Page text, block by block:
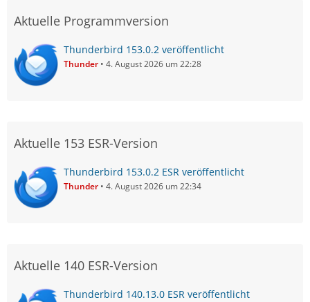
Aktuelle Programmversion
Thunderbird 153.0.2 veröffentlicht
Thunder 4. August 2026 um 22:28
Aktuelle 153 ESR-Version
Thunderbird 153.0.2 ESR veröffentlicht
Thunder 4. August 2026 um 22:34
Aktuelle 140 ESR-Version
Thunderbird 140.13.0 ESR veröffentlicht